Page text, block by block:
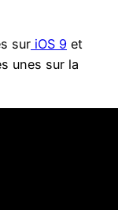
sur iOS 9 et
unes sur la